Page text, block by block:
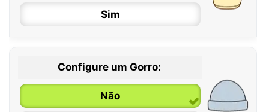
Sim
Configure um Gorro:
Não